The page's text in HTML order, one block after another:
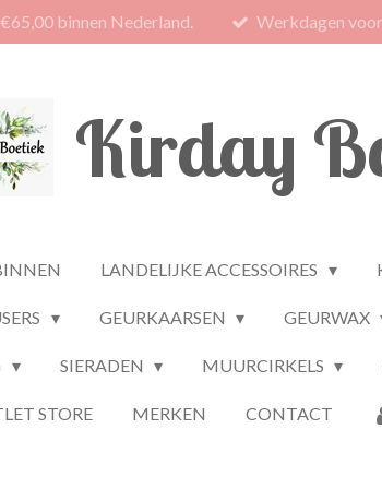
binnen Nederland. Werkdagen
Kirday
LANDELIJKE ACCESSOIRES
GEURKAARSEN GEURWAX
SIERADEN MUURCIRKELS
STORE MERKEN CONTACT